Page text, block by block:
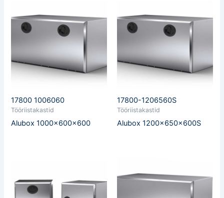
17800 1006060
Tööriistakastid
Alubox 1000x600x600
17800-1206560S
Tööriistakastid
Alubox 1200x650x600S